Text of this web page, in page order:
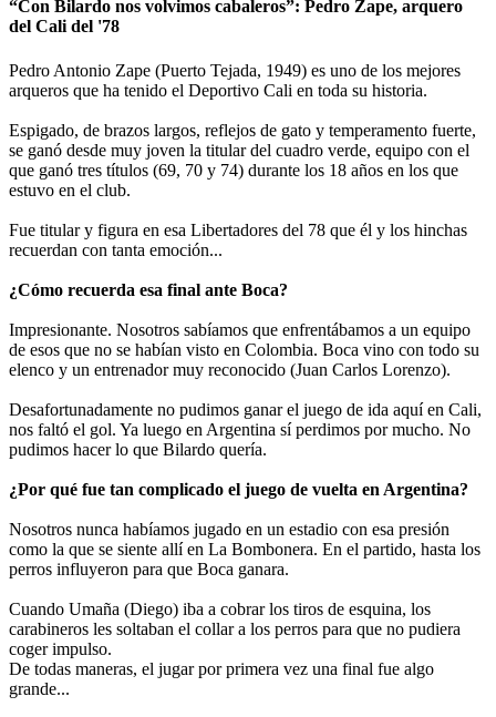
“Con Bilardo nos volvimos cabaleros”: Pedro Zape, arquero
del Cali del '78
Pedro Antonio Zape (Puerto Tejada, 1949) es uno de los mejores
arqueros que ha tenido el Deportivo Cali en toda su historia.
Espigado, de brazos largos, reflejos de gato y temperamento fuerte,
se ganó desde muy joven la titular del cuadro verde, equipo con el
que ganó tres títulos (69, 70 y 74) durante los 18 años en los que
estuvo en el club.
Fue titular y figura en esa Libertadores del 78 que él y los hinchas
recuerdan con tanta emoción...
¿Cómo recuerda esa final ante Boca?
Impresionante. Nosotros sabíamos que enfrentábamos a un equipo
de esos que no se habían visto en Colombia. Boca vino con todo su
elenco y un entrenador muy reconocido (Juan Carlos Lorenzo).
Desafortunadamente no pudimos ganar el juego de ida aquí en Cali,
nos faltó el gol. Ya luego en Argentina sí perdimos por mucho. No
pudimos hacer lo que Bilardo quería.
¿Por qué fue tan complicado el juego de vuelta en Argentina?
Nosotros nunca habíamos jugado en un estadio con esa presión
como la que se siente allí en La Bombonera. En el partido, hasta los
perros influyeron para que Boca ganara.
Cuando Umaña (Diego) iba a cobrar los tiros de esquina, los
carabineros les soltaban el collar a los perros para que no pudiera
coger impulso.
De todas maneras, el jugar por primera vez una final fue algo
grande...